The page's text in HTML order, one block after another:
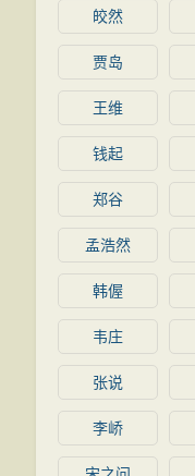
皎然
贾岛
王维
钱起
郑谷
孟浩然
韩偓
韦庄
张说
李峤